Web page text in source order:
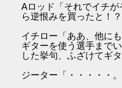
Aロッド「それでイチ
ら逆恨みを買ったと！？
イチロー「ああ、他に
ギターを使う選手まで
した挙句、ふざけてギ
ジーター「・・・・・。